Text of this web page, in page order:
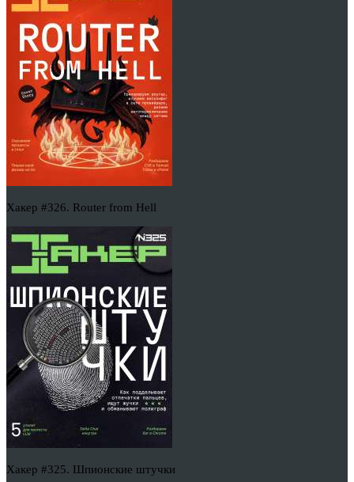
Хакер #326. Router from Hell
Хакер #325. Шпионские штучки